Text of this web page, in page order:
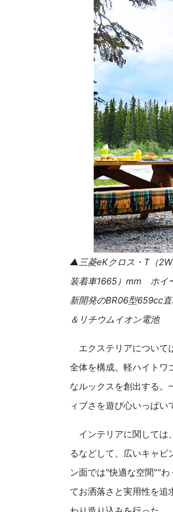
▲三菱eKクロス・ T （
装着車1665 ） mm ホイ
新開発のBR06型659cc直
＆リチウムイオン電池
エクステリアについて
全体を構成。軽ハイトワ
なルックスを創出する。
ィブさを遊び心いっぱい
インテリアに関しては
るなどして、広いキャビ
ン面では"快適な空間""わ
てお洒落さと実用性を追